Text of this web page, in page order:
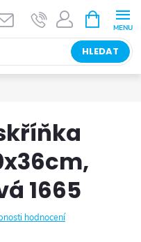
HLEDAT
NÁKUPNÍ
KOŠÍK
1665
hodnocení